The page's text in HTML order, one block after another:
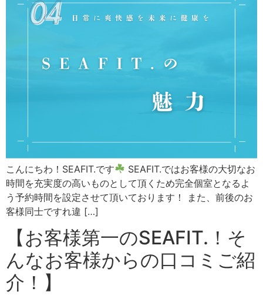
こんにちわ！SEAFIT.です
SEAFIT.ではお客様の大切なお
時間を充実度の高いものとして頂くため完全個室となるよ
う予約時間を設定させて頂いております！ また、前後のお
客様同士ですれ違 […]
【お客様第一のSEAFIT.！そ
んなお客様からの口コミご紹
介！】